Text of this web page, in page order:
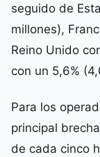
seguido de
millones),
Reino Unido
con un 5,6%
Para los
principal
de cada cinco